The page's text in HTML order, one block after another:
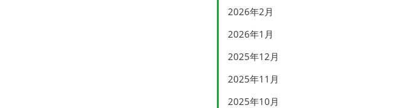
2026年2月
2026年1月
2025年12月
2025年11月
2025年10月